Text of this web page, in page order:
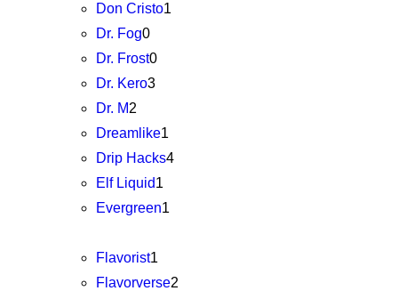
Don Cristo1
Dr. Fog0
Dr. Frost0
Dr. Kero3
Dr. M2
Dreamlike1
Drip Hacks4
Elf Liquid1
Evergreen1
Flavorist1
Flavorverse2